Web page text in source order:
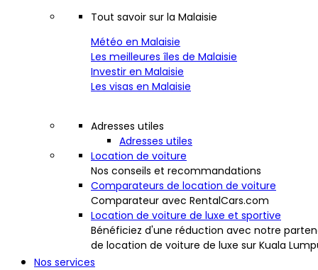
Tout savoir sur la Malaisie
Météo en Malaisie
Les meilleures îles de Malaisie
Investir en Malaisie
Les visas en Malaisie
Adresses utiles
Adresses utiles
Location de voiture
Nos conseils et recommandations
Comparateurs de location de voiture
Comparateur avec RentalCars.com
Location de voiture de luxe et sportive
Bénéficiez d'une réduction avec notre
de location de voiture de luxe sur Kuala
Nos services